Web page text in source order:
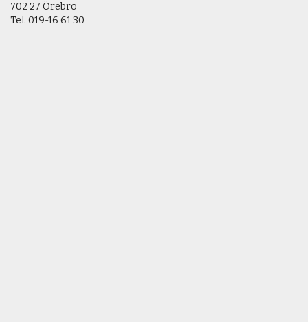
702 27 Örebro
Tel. 019-16 61 30